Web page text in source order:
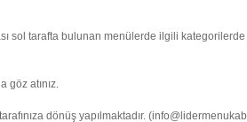
sol tarafta bulunan menülerde ilgili kategorilerde
göz atınız.
dönüş yapılmaktadır.